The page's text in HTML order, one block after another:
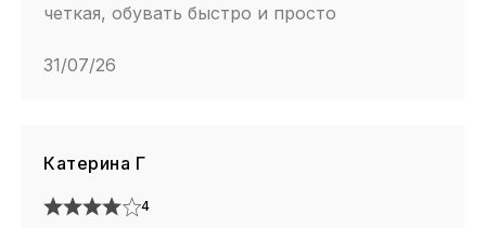
четкая, обувать быстро и просто
31/07/26
Катерина Г
4